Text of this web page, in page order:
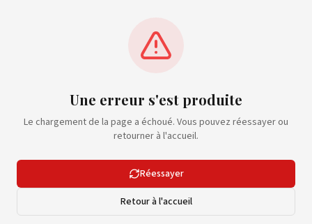
Une erreur s'est produite
Le chargement de la page a échoué. Vous pouvez réessayer ou
retourner à l'accueil.
Réessayer
Retour à l'accueil